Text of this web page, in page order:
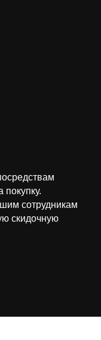
покупку.
сотрудникам
скидочную